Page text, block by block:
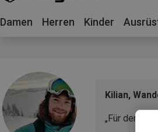
Damen Herren Kinder
Kilian,
„Für den